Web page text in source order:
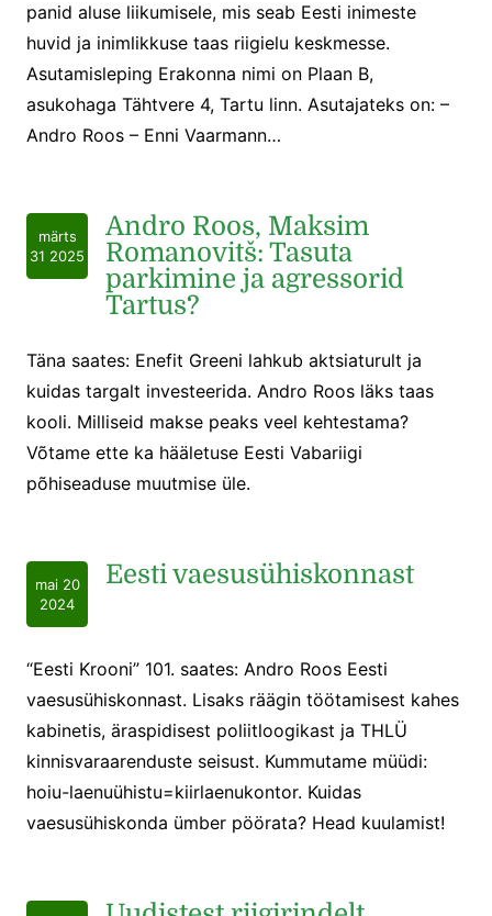
panid aluse liikumisele, mis seab Eesti inimeste
huvid ja inimlikkuse taas riigielu keskmesse.
Asutamisleping Erakonna nimi on Plaan B,
asukohaga Tähtvere 4, Tartu linn. Asutajateks on: –
Andro Roos – Enni Vaarmann…
märts
31 2025
Andro Roos, Maksim
Romanovitš: Tasuta
parkimine ja agressorid
Tartus?
Täna saates: Enefit Greeni lahkub aktsiaturult ja
kuidas targalt investeerida. Andro Roos läks taas
kooli. Milliseid makse peaks veel kehtestama?
Võtame ette ka hääletuse Eesti Vabariigi
põhiseaduse muutmise üle.
mai 20
2024
Eesti vaesusühiskonnast
“Eesti Krooni” 101. saates: Andro Roos Eesti
vaesusühiskonnast. Lisaks räägin töötamisest kahes
kabinetis, äraspidisest poliitloogikast ja THLÜ
kinnisvaraarenduste seisust. Kummutame müüdi:
hoiu-laenuühistu=kiirlaenukontor. Kuidas
vaesusühiskonda ümber pöörata? Head kuulamist!